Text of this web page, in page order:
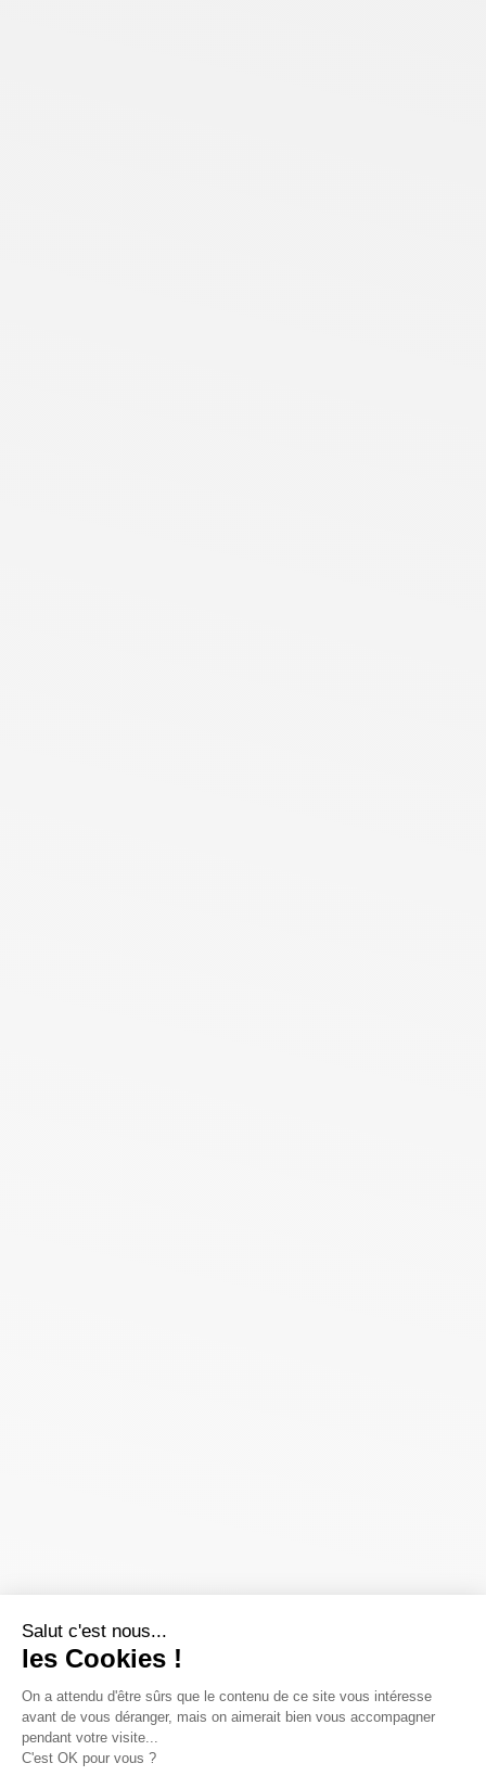
Salut c'est nous...
les Cookies !
On a attendu d'être sûrs que le contenu de ce site vous intéresse
avant de vous déranger, mais on aimerait bien vous accompagner
pendant votre visite...
C'est OK pour vous ?